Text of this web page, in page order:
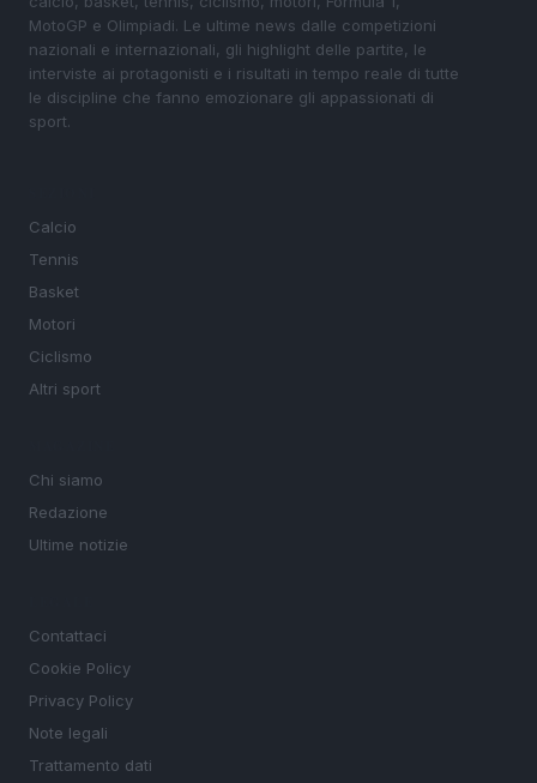
MotoGP e Olimpiadi. Le ultime news dalle competizioni
nazionali e internazionali, gli highlight delle partite, le
interviste ai protagonisti e i risultati in tempo reale di tutte
le discipline che fanno emozionare gli appassionati di
sport.
Calcio
Tennis
Basket
Motori
Ciclismo
Altri sport
Chi siamo
Redazione
Ultime notizie
Contattaci
Cookie Policy
Privacy Policy
Note legali
Trattamento dati